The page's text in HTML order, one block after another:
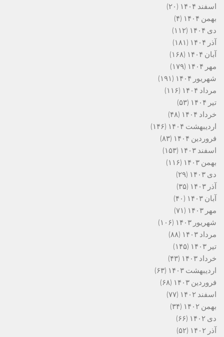
اسفند ۱۴۰۴
(۲۰)
بهمن ۱۴۰۴
(۴)
دی ۱۴۰۴
(۱۱۲)
آذر ۱۴۰۴
(۱۸۱)
آبان ۱۴۰۴
(۱۶۸)
مهر ۱۴۰۴
(۱۷۹)
شهریور ۱۴۰۴
(۱۹۱)
مرداد ۱۴۰۴
(۱۱۶)
تیر ۱۴۰۴
(۵۳)
خرداد ۱۴۰۴
(۴۸)
اردیبهشت ۱۴۰۴
(۱۴۶)
فروردین ۱۴۰۴
(۸۳)
اسفند ۱۴۰۳
(۱۵۳)
بهمن ۱۴۰۳
(۱۱۶)
دی ۱۴۰۳
(۲۹)
آذر ۱۴۰۳
(۳۵)
آبان ۱۴۰۳
(۴۰)
مهر ۱۴۰۳
(۷۱)
شهریور ۱۴۰۳
(۱۰۶)
مرداد ۱۴۰۳
(۸۸)
تیر ۱۴۰۳
(۱۴۵)
خرداد ۱۴۰۳
(۴۳)
اردیبهشت ۱۴۰۳
(۶۳)
فروردین ۱۴۰۳
(۶۸)
اسفند ۱۴۰۲
(۷۷)
بهمن ۱۴۰۲
(۳۴)
دی ۱۴۰۲
(۶۶)
آذر ۱۴۰۲
(۵۲)